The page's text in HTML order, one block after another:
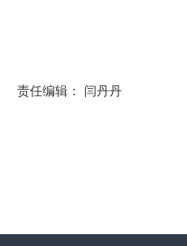
责任编辑： 闫丹丹